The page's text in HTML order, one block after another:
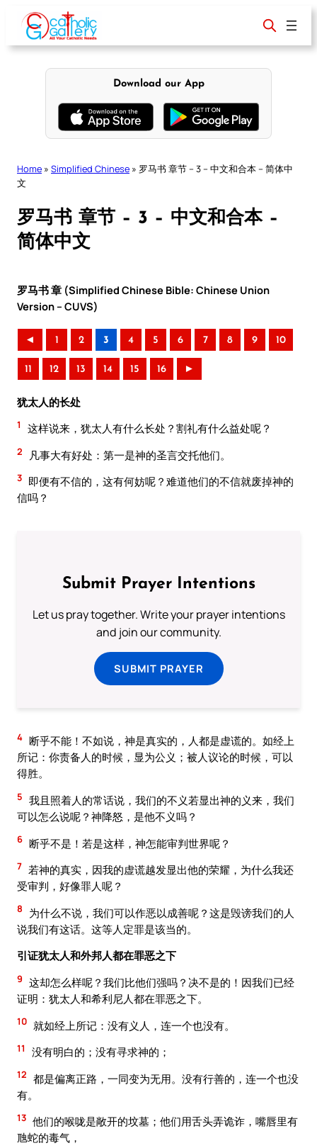
content
Download our App
Home » Simplified Chinese » 罗马书 章节 – 3 – 中文和合本 – 简体中
文
罗马书 章节 – 3 – 中文和合本 –
简体中文
罗马书 章 (Simplified Chinese Bible: Chinese Union
Version – CUVS)
◄ 1 2 3 4 5 6 7 8 9 10
11 12 13 14 15 16 ►
犹太人的长处
1 这样说来，犹太人有什么长处？割礼有什么益处呢？
2 凡事大有好处：第一是神的圣言交托他们。
3 即便有不信的，这有何妨呢？难道他们的不信就废掉神的
信吗？
Submit Prayer Intentions
Let us pray together. Write your prayer intentions
and join our community.
SUBMIT PRAYER
4 断乎不能！不如说，神是真实的，人都是虚谎的。如经上
所记：你责备人的时候，显为公义；被人议论的时候，可以
得胜。
5 我且照着人的常话说，我们的不义若显出神的义来，我们
可以怎么说呢？神降怒，是他不义吗？
6 断乎不是！若是这样，神怎能审判世界呢？
7 若神的真实，因我的虚谎越发显出他的荣耀，为什么我还
受审判，好像罪人呢？
8
为什么不说，我们可以作恶以成善呢？这是毁谤我们的人
说我们有这话。这等人定罪是该当的。
引证犹太人和外邦人都在罪恶之下
9 这却怎么样呢？我们比他们强吗？决不是的！因我们已经
证明：犹太人和希利尼人都在罪恶之下。
10 就如经上所记：没有义人，连一个也没有。
11 没有明白的；没有寻求神的；
12 都是偏离正路，一同变为无用。没有行善的，连一个也没
有。
13 他们的喉咙是敞开的坟墓；他们用舌头弄诡诈，嘴唇里有
虺蛇的毒气，